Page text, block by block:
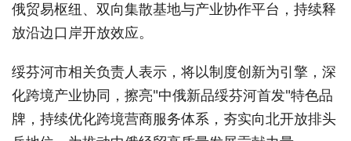
俄贸易枢纽、双向集散基地与产业协作平台，持续释
放沿边口岸开放效应。
绥芬河市相关负责人表示，将以制度创新为引擎，深
化跨境产业协同，擦亮"中俄新品绥芬河首发"特色品
牌，持续优化跨境营商服务体系，夯实向北开放排头